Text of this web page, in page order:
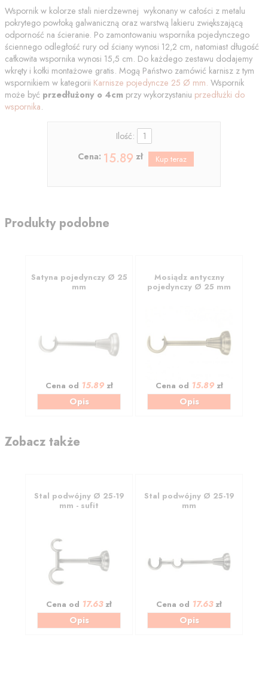
Wspornik w kolorze stali nierdzewnej wykonany w całości z metalu
pokrytego powłoką galwaniczną oraz warstwą lakieru zwiększającą
odporność na ścieranie. Po zamontowaniu wspornika pojedynczego
ściennego odległość rury od ściany wynosi 12,2 cm, natomiast długość
całkowita wspornika wynosi 15,5 cm. Do każdego zestawu dodajemy
wkręty i kołki montażowe gratis. Mogą Państwo zamówić karnisz z tym
wspornikiem w kategorii Karnisze pojedyncze 25 Ø mm. Wspornik
może być przedłużony o 4cm przy wykorzystaniu przedłużki do
wspornika.
Ilość:
Cena: 15.89 zł
Produkty podobne
Satyna pojedynczy Ø 25
mm
Cena od 15.89zł
Opis
Mosiądz antyczny
pojedynczy Ø 25 mm
Cena od 15.89zł
Opis
Zobacz także
Stal podwójny Ø 25-19
mm - sufit
Cena od 17.63zł
Opis
Stal podwójny Ø 25-19
mm
Cena od 17.63zł
Opis